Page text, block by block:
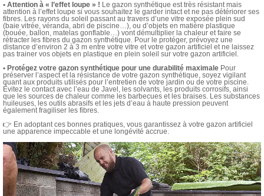
• Attention à « l’effet loupe » ! Le gazon synthétique est très résistant mais
attention à l’effet loupe si vous souhaitez le garder intact et ne pas détériorer ses
fibres. Les rayons du soleil passant au travers d’une vitre exposée plein sud
(baie vitrée, véranda, abri de piscine…), ou d’objets en matière plastique
(bouée, ballon, matelas gonflable…) vont démultiplier la chaleur et faire se
rétracter les fibres du gazon synthétique. Pour le protéger, prévoyez une
distance d’environ 2 à 3 m entre votre vitre et votre gazon artificiel et ne laissez
pas trainer vos objets en plastique en plein soleil sur votre gazon artificiel.
• Protégez votre gazon synthétique pour une durabilité maximale Pour
préserver l’aspect et la résistance de votre gazon synthétique, soyez vigilant
quant aux produits utilisés pour l’entretien de votre jardin ou de votre piscine.
Évitez le contact avec l’eau de Javel, les solvants, les produits corrosifs, ainsi
que les sources de chaleur comme les barbecues et les braises. Les substances
huileuses, les outils abrasifs et les jets d’eau à haute pression peuvent
également fragiliser les fibres.
👉 En adoptant ces bonnes pratiques, vous garantissez à votre gazon artificiel
une apparence impeccable et une longévité accrue.